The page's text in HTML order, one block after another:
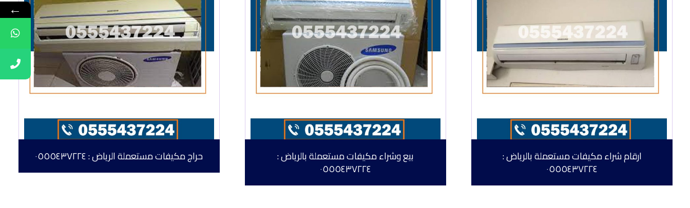
ارقام شراء مكيفات مستعملة بالرياض :
٠٥٥٥٤٣٧٢٢٤
بيع وشراء مكيفات مستعملة بالرياض :
٠٥٥٥٤٣٧٢٢٤
حراج مكيفات مستعملة الرياض : ٠٥٥٥٤٣٧٢٢٤
←